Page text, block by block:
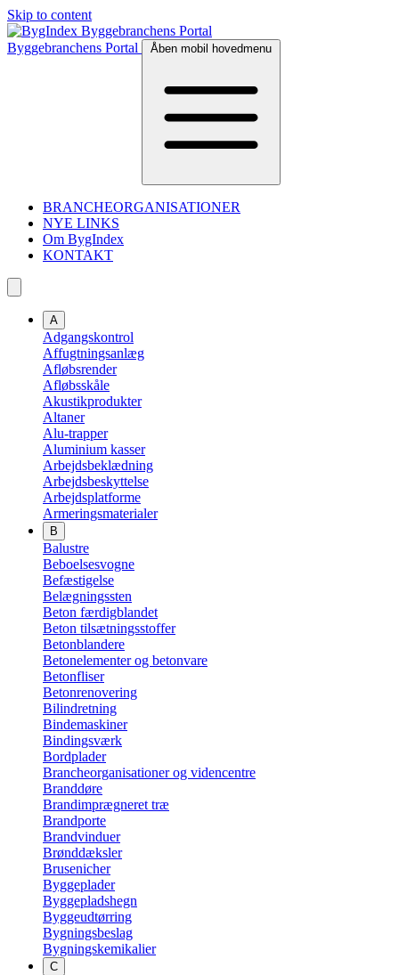
Skip to content
Byggebranchens Portal Åben mobil hovedmenu
BRANCHEORGANISATIONER
NYE LINKS
Om BygIndex
KONTAKT
A
Adgangskontrol
Affugtningsanlæg
Afløbsrender
Afløbsskåle
Akustikprodukter
Altaner
Alu-trapper
Aluminium kasser
Arbejdsbeklædning
Arbejdsbeskyttelse
Arbejdsplatforme
Armeringsmaterialer
B
Balustre
Beboelsesvogne
Befæstigelse
Belægningssten
Beton færdigblandet
Beton tilsætningsstoffer
Betonblandere
Betonelementer og betonvare
Betonfliser
Betonrenovering
Bilindretning
Bindemaskiner
Bindingsværk
Bordplader
Brancheorganisationer og videncentre
Branddøre
Brandimprægneret træ
Brandporte
Brandvinduer
Brønddæksler
Brusenicher
Byggeplader
Byggepladshegn
Byggeudtørring
Bygningsbeslag
Bygningskemikalier
C